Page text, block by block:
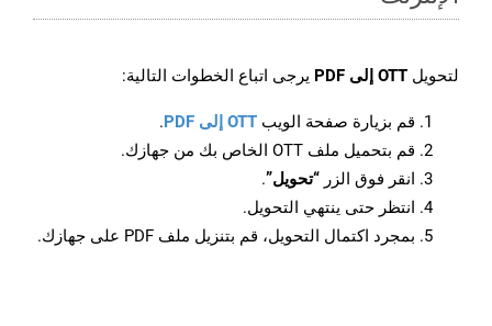
لتحويل OTT إلى PDF يرجى اتباع الخطوات التالية:
قم بزيارة صفحة الويب OTT إلى PDF
.
قم بتحميل ملف OTT الخاص بك من جهازك.
انقر فوق الزر “تحويل”.
انتظر حتى ينتهي التحويل.
بمجرد اكتمال التحويل، قم بتنزيل ملف PDF على جهازك.